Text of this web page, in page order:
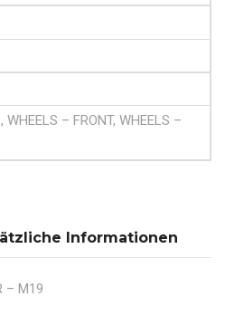
WHEELS – FRONT, WHEELS –
Informationen
– M19